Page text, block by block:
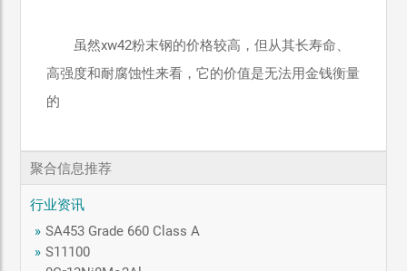
虽然xw42粉末钢的价格较高，但从其长寿命、
高强度和耐腐蚀性来看，它的价值是无法用金钱衡量
的
聚合信息推荐
行业资讯
» SA453 Grade 660 Class A
» S11100